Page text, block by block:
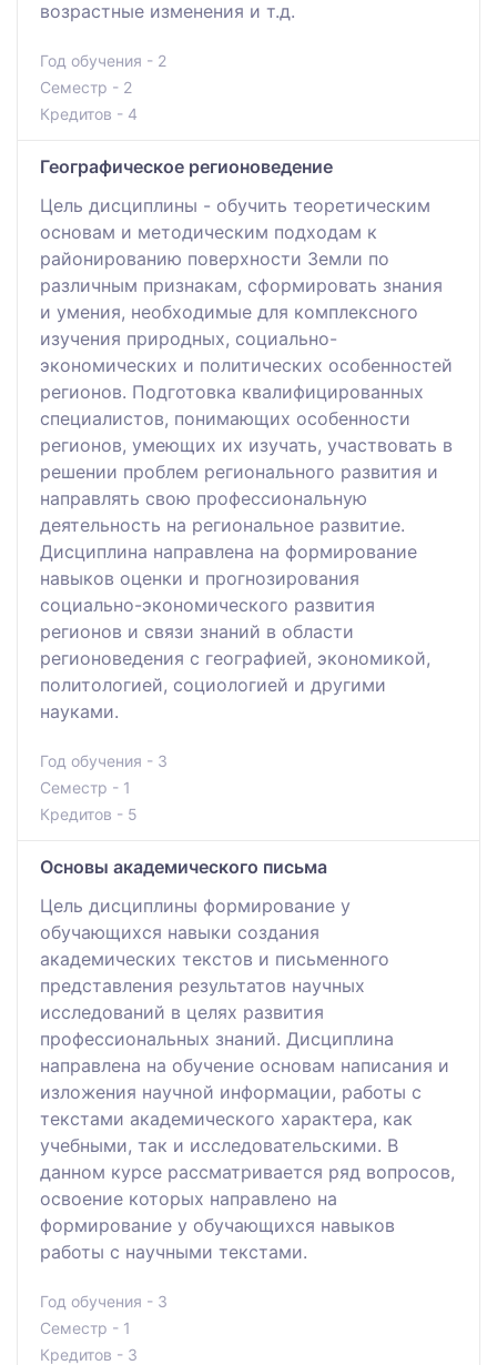
возрастные изменения и т.д.
Год обучения - 2
Семестр - 2
Кредитов - 4
Географическое регионоведение
Цель дисциплины - обучить теоретическим
основам и методическим подходам к
районированию поверхности Земли по
различным признакам, сформировать знания
и умения, необходимые для комплексного
изучения природных, социально-
экономических и политических особенностей
регионов. Подготовка квалифицированных
специалистов, понимающих особенности
регионов, умеющих их изучать, участвовать в
решении проблем регионального развития и
направлять свою профессиональную
деятельность на региональное развитие.
Дисциплина направлена на формирование
навыков оценки и прогнозирования
социально-экономического развития
регионов и связи знаний в области
регионоведения с географией, экономикой,
политологией, социологией и другими
науками.
Год обучения - 3
Семестр - 1
Кредитов - 5
Основы академического письма
Цель дисциплины формирование у
обучающихся навыки создания
академических текстов и письменного
представления результатов научных
исследований в целях развития
профессиональных знаний. Дисциплина
направлена на обучение основам написания и
изложения научной информации, работы с
текстами академического характера, как
учебными, так и исследовательскими. В
данном курсе рассматривается ряд вопросов,
освоение которых направлено на
формирование у обучающихся навыков
работы с научными текстами.
Год обучения - 3
Семестр - 1
Кредитов - 3